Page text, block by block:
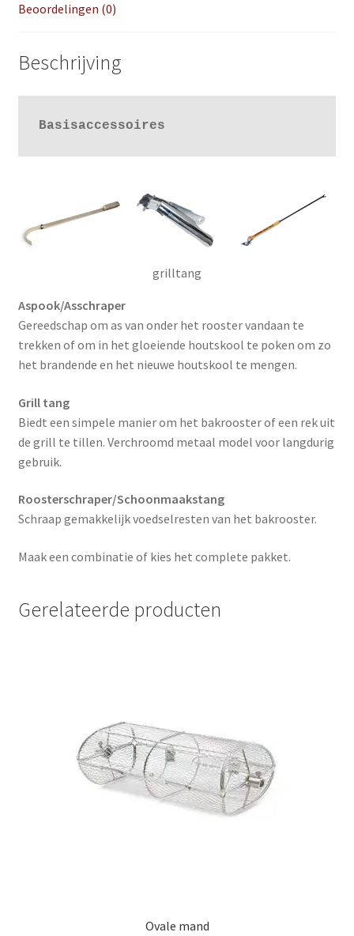
Beoordelingen (0)
Beschrijving
Basisaccessoires
grilltang
Aspook/Asschraper
Gereedschap om as van onder het rooster vandaan te
trekken of om in het gloeiende houtskool te poken om zo
het brandende en het nieuwe houtskool te mengen.
Grill tang
Biedt een simpele manier om het bakrooster of een rek uit
de grill te tillen. Verchroomd metaal model voor langdurig
gebruik.
Roosterschraper/Schoonmaakstang
Schraap gemakkelijk voedselresten van het bakrooster.
Maak een combinatie of kies het complete pakket.
Gerelateerde producten
Ovale mand